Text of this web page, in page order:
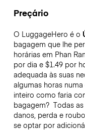
Preçário
O LuggageHero é o
bagagem que lhe
horárias em Phan
por dia e $1.49 por
adequada às suas
algumas horas
inteiro como faria
bagagem? Todas
danos, perda e
se optar por